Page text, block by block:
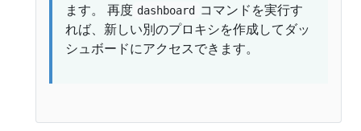
ます。 再度 dashboard
コマンドを実行す
れば、新しい別のプロキシを作成してダッ
シュボードにアクセスできます。